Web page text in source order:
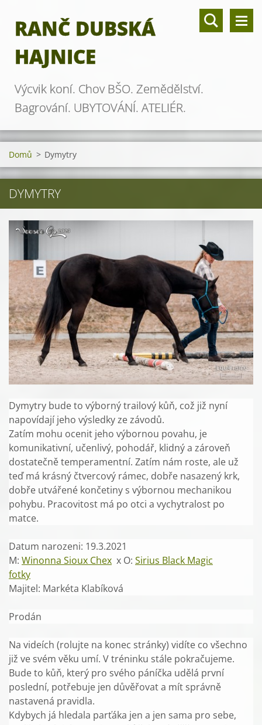
RANČ DUBSKÁ
HAJNICE
Výcvik koní. Chov BŠO. Zemědělství.
Bagrování. UBYTOVÁNÍ. ATELIÉR.
Domů > Dymytry
DYMYTRY
Dymytry bude to výborný trailový kůň, což již nyní
napovídají jeho výsledky ze závodů.
Zatím mohu ocenit jeho výbornou povahu, je
komunikativní, učenlivý, pohodář, klidný a zároveň
dostatečně temperamentní. Zatím nám roste, ale už
teď má krásný čtvercový rámec, dobře nasazený krk,
dobře utvářené končetiny s výbornou mechanikou
pohybu. Pracovitost má po otci a vychytralost po
matce.
Datum narozeni: 19.3.2021
M: Winonna Sioux Chex x O: Sirius Black Magic
fotky
Majitel: Markéta Klabíková
Prodán
Na videích (rolujte na konec stránky) vidíte co všechno
již ve svém věku umí. V tréninku stále pokračujeme.
Bude to kůň, který pro svého páníčka udělá první
poslední, potřebuje jen důvěřovat a mít správně
nastavená pravidla.
Kdybych já hledala parťáka jen a jen sama pro sebe,